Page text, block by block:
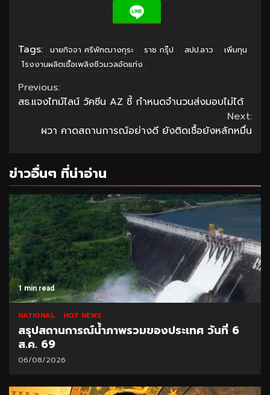
Tags: นายกิจจา ศรีพัฑฒางกุระ ราช กรุ๊ป สปป.ลาว
เพิ่มทุน
โรงงานผลิตเชื้อเพลิงชีวมวลอัดแท่ง
Continue
Reading
Previous:
สธ.แจงไทม์ไลน์ วัคซีน AZ ชี้ กำหนดจำนวนส่งมอบไม่ได้
Next:
ผวา คาดสถานการณ์อย่างดี ยังติดเชื้อยังหลักหมื่น
ข่าวอื่นๆ ที่น่าอ่าน
1 min read
NATIONAL HOT NEWS
สรุปสถานการณ์น้ำภาพรวมของประเทศ วันที่ 6
ส.ค. 69
06/08/2026